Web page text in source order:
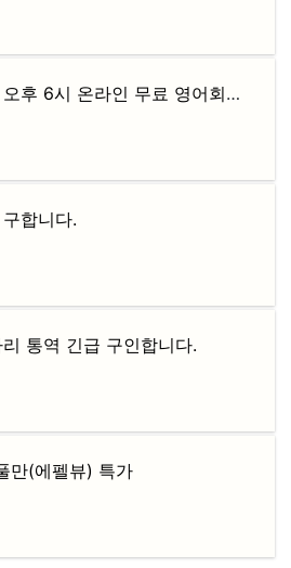
11월 14일 한국 시간 오후 6시 온라인 무료 영어회화 클래스 진행!
합니다.
통역 긴급 구인합니다.
만(에펠뷰) 특가